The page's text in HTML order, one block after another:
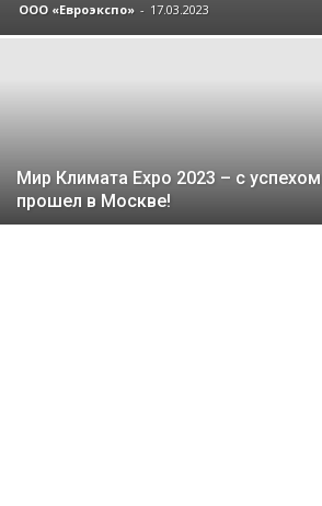
ООО «Евроэкспо» - 17.03.2023
Мир Климата Expo 2023 – с успехом
прошел в Москве!